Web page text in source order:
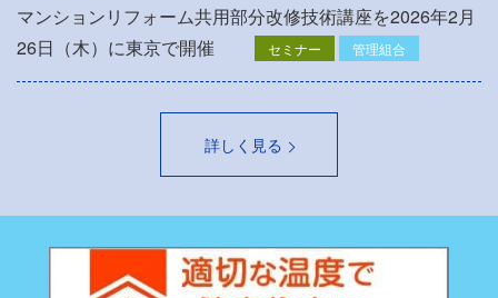
マンションリフォーム共用部分改修技術講座を2026年2月
26日（木）に東京で開催
セミナー 管理組合
詳しく見る